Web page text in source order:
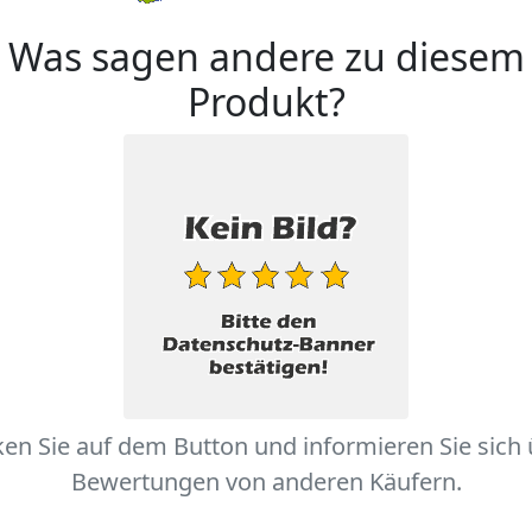
Was sagen andere zu diesem
Produkt?
Sie auf dem Button und informieren Sie sich
Bewertungen von anderen Käufern.